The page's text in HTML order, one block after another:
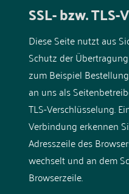
SSL- bzw.
Diese Seite nutzt aus
Schutz der
zum Beispiel
an uns als
TLS-Verschlüsselung.
Verbindung erkennen
Adresszeile des
wechselt und an dem
Browserzeile.